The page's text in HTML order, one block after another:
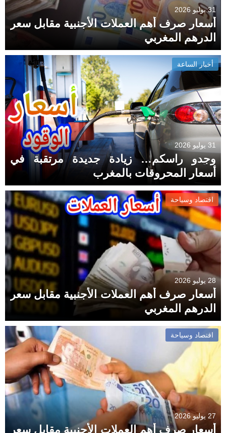
31 يوليو 2026
أسعار صرف أهم العملات الأجنبية مقابل سعر
الدرهم المغربي
أخبار الساعة
31 يوليو 2026
وجدو راسكم… زيادة جديدة مرتقبة في
أسعار المحروقات بالمغرب
اقتصاد وسياحة
28 يوليو 2026
أسعار صرف أهم العملات الأجنبية مقابل سعر
الدرهم المغربي
اقتصاد وسياحة
27 يوليو 2026
أسعار صرف أهم العملات الأجنبية مقابل سعر